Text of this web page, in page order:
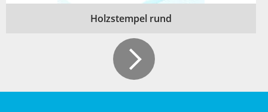
Holzstempel rund